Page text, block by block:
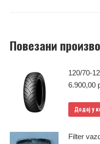
Повезани
120/70-
6.900,00
Додај у
Filter